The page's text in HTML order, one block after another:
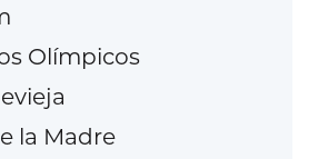
Olímpicos
la Madre